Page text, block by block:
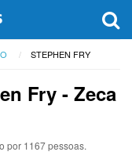
STEPHEN FRY
Fry - Zeca
por 1167 pessoas.